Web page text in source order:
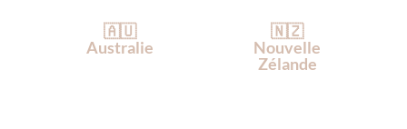
🇦🇺
Australie
🇳🇿
Nouvelle
Zélande